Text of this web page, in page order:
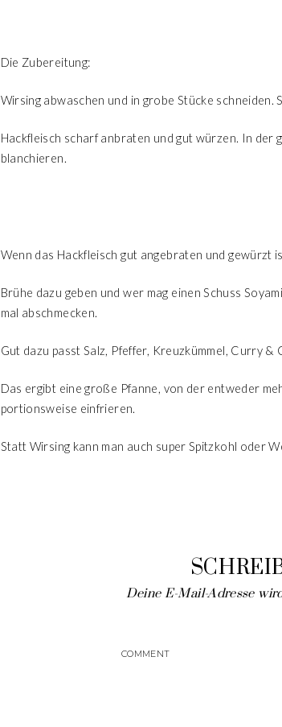
Die Zubereitung:
Wirsing abwaschen und in grobe Stücke schneiden.
Hackfleisch scharf anbraten und gut würzen. In der
blanchieren.
Wenn das Hackfleisch gut angebraten und gewürzt
Brühe dazu geben und wer mag einen Schuss
mal abschmecken.
Gut dazu passt Salz, Pfeffer, Kreuzkümmel, Curry &
Das ergibt eine große Pfanne, von der entweder
portionsweise einfrieren.
Statt Wirsing kann man auch super Spitzkohl oder
Deine E-Mail-Adresse